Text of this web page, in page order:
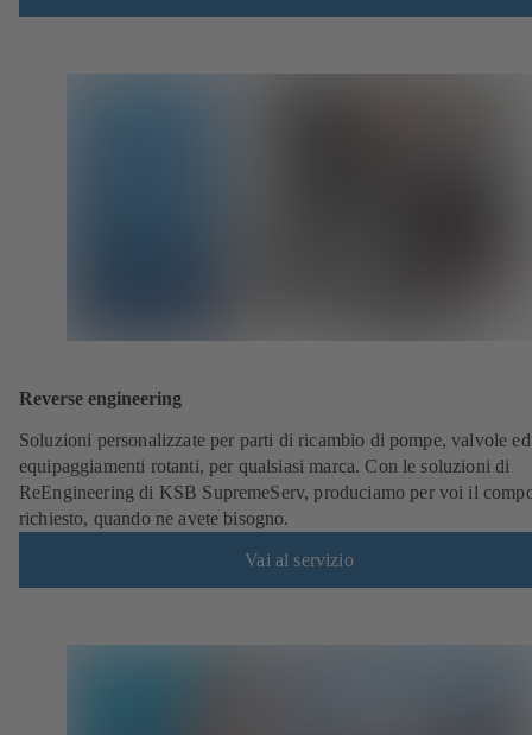
Reverse engineering
Soluzioni personalizzate per parti di ricambio di pompe, valvole ed
equipaggiamenti rotanti, per qualsiasi marca. Con le soluzioni di
ReEngineering di KSB SupremeServ, produciamo per voi il
richiesto, quando ne avete bisogno.
Vai al servizio